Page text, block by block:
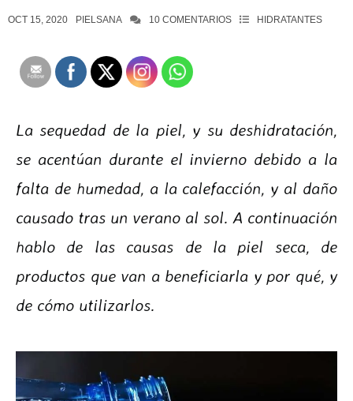
OCT 15, 2020 PIELSANA 10 COMENTARIOS HIDRATANTES
La sequedad de la piel, y su deshidratación,
se acentúan durante el invierno debido a la
falta de humedad, a la calefacción, y al daño
causado tras un verano al sol. A continuación
hablo de las causas de la piel seca, de
productos que van a beneficiarla y por qué, y
de cómo utilizarlos.